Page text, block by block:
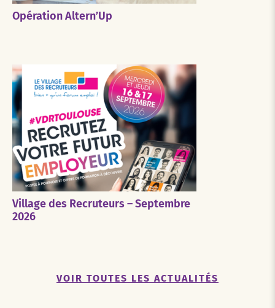
Opération Altern’Up
Village des Recruteurs – Septembre
2026
VOIR TOUTES LES ACTUALITÉS